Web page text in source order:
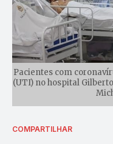
Pacientes com
(UTI) no hospital
COMPARTILHAR